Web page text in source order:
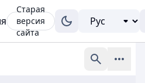
Старая
версия
сайта